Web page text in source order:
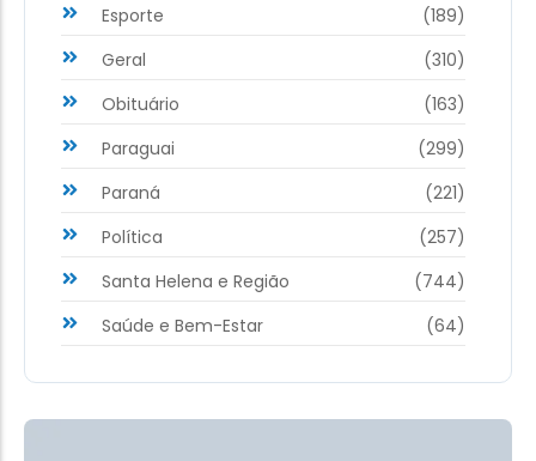
Esporte
(189)
Geral
(310)
Obituário
(163)
Paraguai
(299)
Paraná
(221)
Política
(257)
Santa Helena e Região
(744)
Saúde e Bem-Estar
(64)